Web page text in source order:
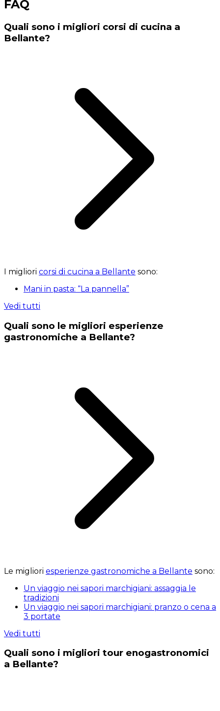
FAQ
Quali sono i migliori corsi di cucina a
Bellante?
I migliori corsi di cucina a Bellante sono:
Mani in pasta: “La pannella”
Vedi tutti
Quali sono le migliori esperienze
gastronomiche a Bellante?
Le migliori esperienze gastronomiche a Bellante sono:
Un viaggio nei sapori marchigiani: assaggia le
tradizioni
Un viaggio nei sapori marchigiani: pranzo o cena a
3 portate
Vedi tutti
Quali sono i migliori tour enogastronomici
a Bellante?